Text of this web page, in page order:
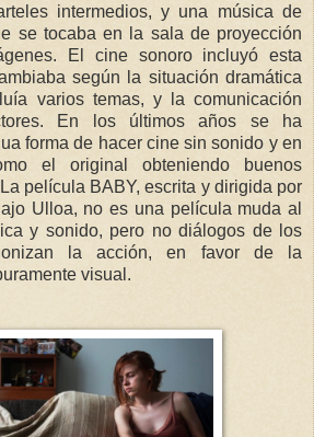
intermedios, y una música de
se tocaba en la sala de proyección
El cine sonoro incluyó esta
según la situación dramática
varios temas, y la comunicación
En los últimos años se ha
forma de hacer cine sin sonido y en
el original obteniendo buenos
película BABY, escrita y dirigida por
Ulloa, no es una película muda al
y sonido, pero no diálogos de los
la acción, en favor de la
visual.